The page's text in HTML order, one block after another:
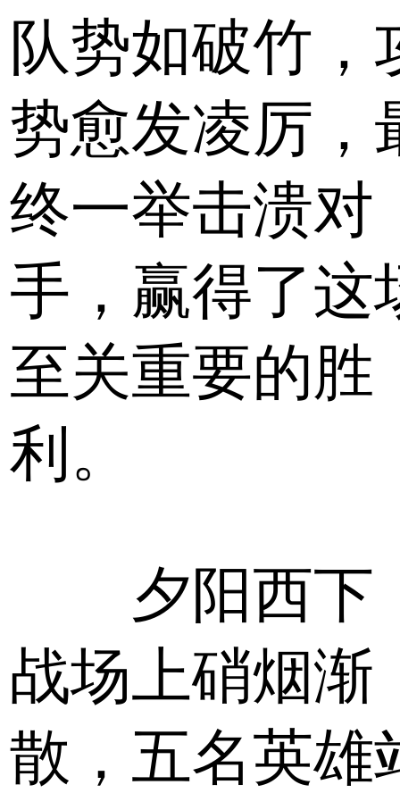
队势如破竹，
势愈发凌厉，
终一举击溃对
手，赢得了这
至关重要的胜
利。
夕阳西下
战场上硝烟渐
散，五名英雄